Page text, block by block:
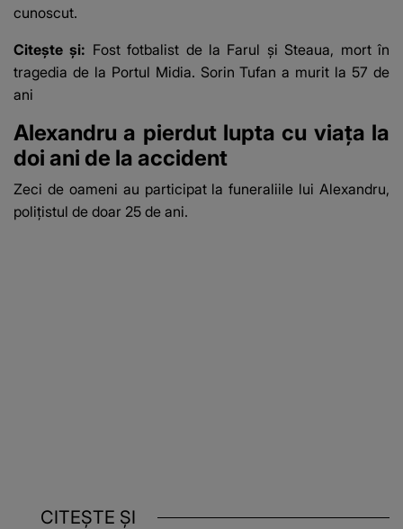
cunoscut.
Citește și: Fost fotbalist de la Farul și Steaua, mort în
tragedia de la Portul Midia. Sorin Tufan a murit la 57 de
ani
Alexandru a pierdut lupta cu viața la
doi ani de la accident
Zeci de oameni au participat la funeraliile lui Alexandru,
polițistul de doar 25 de ani.
CITEȘTE ȘI